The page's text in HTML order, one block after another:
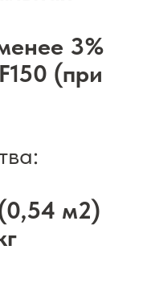
3%
F150 (при
м2)